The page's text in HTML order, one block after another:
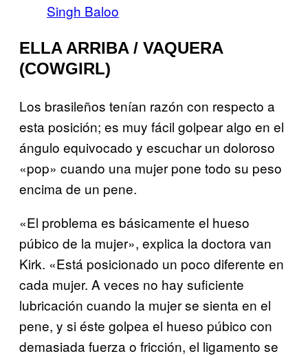
Singh Baloo
ELLA ARRIBA / VAQUERA
(COWGIRL)
Los brasileños tenían razón con respecto a
esta posición; es muy fácil golpear algo en el
ángulo equivocado y escuchar un doloroso
«pop» cuando una mujer pone todo su peso
encima de un pene.
«El problema es básicamente el hueso
púbico de la mujer», explica la doctora van
Kirk. «Está posicionado un poco diferente en
cada mujer. A veces no hay suficiente
lubricación cuando la mujer se sienta en el
pene, y si éste golpea el hueso púbico con
demasiada fuerza o fricción, el ligamento se